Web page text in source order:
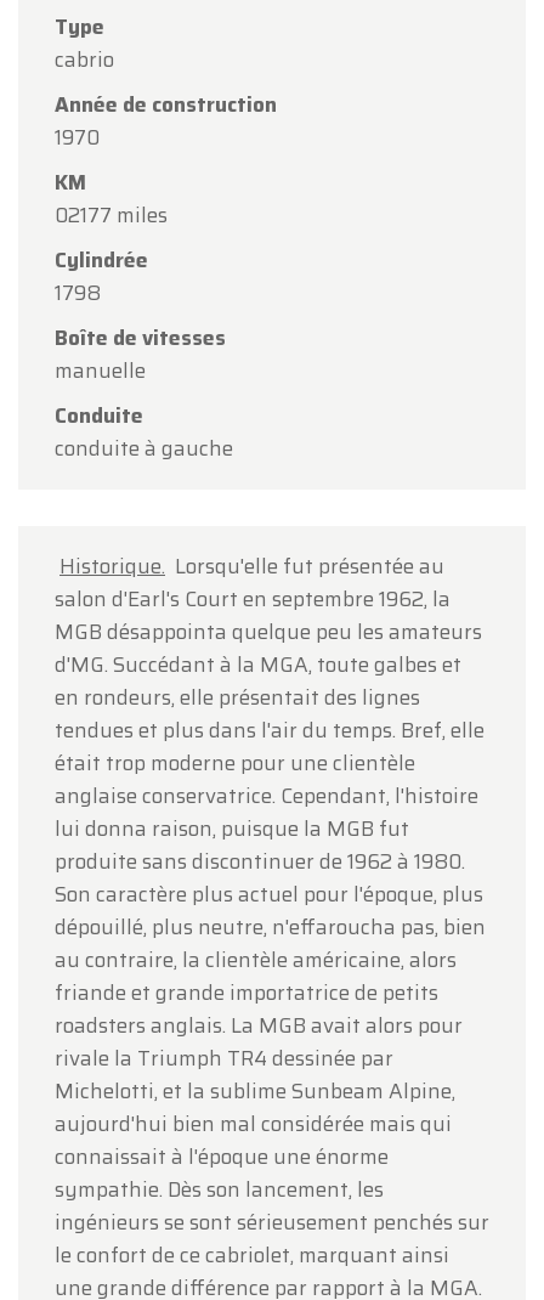
Type
cabrio
Année de construction
1970
KM
02177 miles
Cylindrée
1798
Boîte de vitesses
manuelle
Conduite
conduite à gauche
Historique. Lorsqu'elle fut présentée au
salon d'Earl's Court en septembre 1962, la
MGB désappointa quelque peu les amateurs
d'MG. Succédant à la MGA, toute galbes et
en rondeurs, elle présentait des lignes
tendues et plus dans l'air du temps. Bref, elle
était trop moderne pour une clientèle
anglaise conservatrice. Cependant, l'histoire
lui donna raison, puisque la MGB fut
produite sans discontinuer de 1962 à 1980.
Son caractère plus actuel pour l'époque, plus
dépouillé, plus neutre, n'effaroucha pas, bien
au contraire, la clientèle américaine, alors
friande et grande importatrice de petits
roadsters anglais. La MGB avait alors pour
rivale la Triumph TR4 dessinée par
Michelotti, et la sublime Sunbeam Alpine,
aujourd'hui bien mal considérée mais qui
connaissait à l'époque une énorme
sympathie. Dès son lancement, les
ingénieurs se sont sérieusement penchés sur
le confort de ce cabriolet, marquant ainsi
une grande différence par rapport à la MGA.
Oldtimerfarm
Oldtimerfarm sera
l'occasion de l'Assomption.
Notre showroom sera
lundi 10 août au vendredi 14 août
horaires habituels.
Le lundi 17 août
uniquement sur rendez-vous
L'équipe Oldtimerfarm